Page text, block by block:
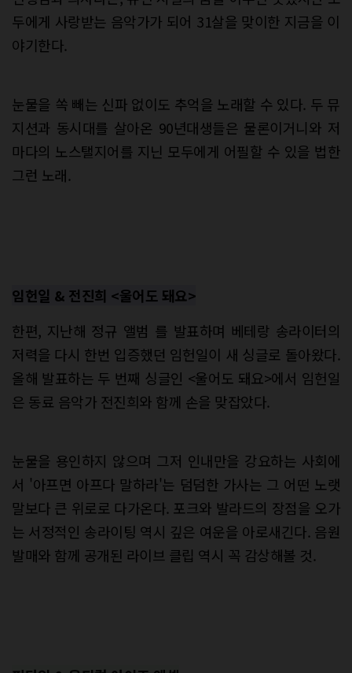
두에게 사랑받는 음악가가 되어 31살을 맞이한 지금을 이
야기한다.
눈물을 쏙 빼는 신파 없이도 추억을 노래할 수 있다. 두 뮤
지션과 동시대를 살아온 90년대생들은 물론이거니와 저
마다의 노스탤지어를 지닌 모두에게 어필할 수 있을 법한
그런 노래.
임헌일 & 전진희 <울어도 돼요>
한편, 지난해 정규 앨범 를 발표하며 베테랑 송라이터의
저력을 다시 한번 입증했던 임헌일이 새 싱글로 돌아왔다.
올해 발표하는 두 번째 싱글인 <울어도 돼요>에서 임헌일
은 동료 음악가 전진희와 함께 손을 맞잡았다.
눈물을 용인하지 않으며 그저 인내만을 강요하는 사회에
서 '아프면 아프다 말하라'는 덤덤한 가사는 그 어떤 노랫
말보다 큰 위로로 다가온다. 포크와 발라드의 장점을 오가
는 서정적인 송라이팅 역시 깊은 여운을 아로새긴다. 음원
발매와 함께 공개된 라이브 클립 역시 꼭 감상해볼 것.